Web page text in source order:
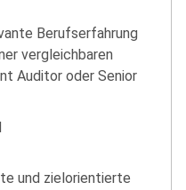
Berufserfahrung
vergleichbaren
Auditor oder Senior
und zielorientierte